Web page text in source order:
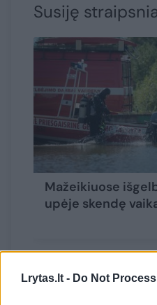
Lrytas.lt - Do Not
Susiję
Mažeikiuose
upėje skendę